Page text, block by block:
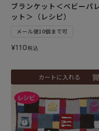
ブランケット＜ベビーパ
ット＞（レシピ）
メール便10個まで可
¥110税込
カートに入れる